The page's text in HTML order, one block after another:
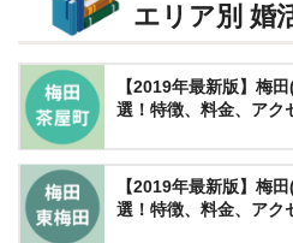
エリア別 婚
【2019年最新版】梅
選！特徴、料金、アク
【2019年最新版】梅
選！特徴、料金、アク